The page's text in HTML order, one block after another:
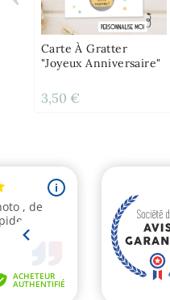
Carte À Gratter
"Joyeux Anniversaire"
3,50 €